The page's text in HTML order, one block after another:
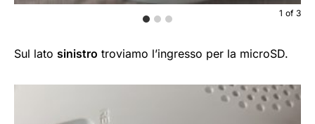
1 of 3
Sul lato sinistro troviamo l’ingresso per la microSD.